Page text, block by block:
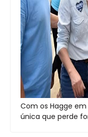
Com os Hagge
única que perde